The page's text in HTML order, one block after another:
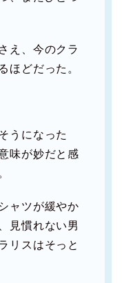
え、今のクラ
ほどだった。
うになった
味が妙だと感
ャツが緩やか
見慣れない男
リスはそっと